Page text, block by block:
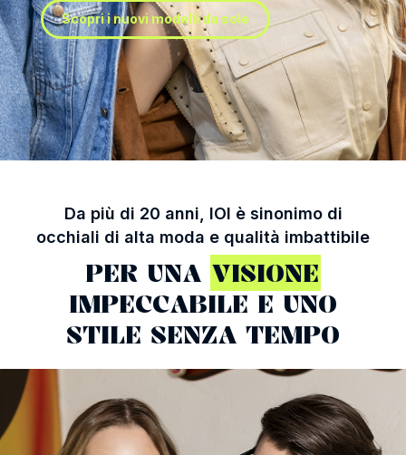
Scopri i nuovi modelli da sole
Da più di 20 anni, IOI è sinonimo di
occhiali di alta moda e qualità imbattibile
PER UNA VISIONE
IMPECCABILE E UNO
STILE SENZA TEMPO